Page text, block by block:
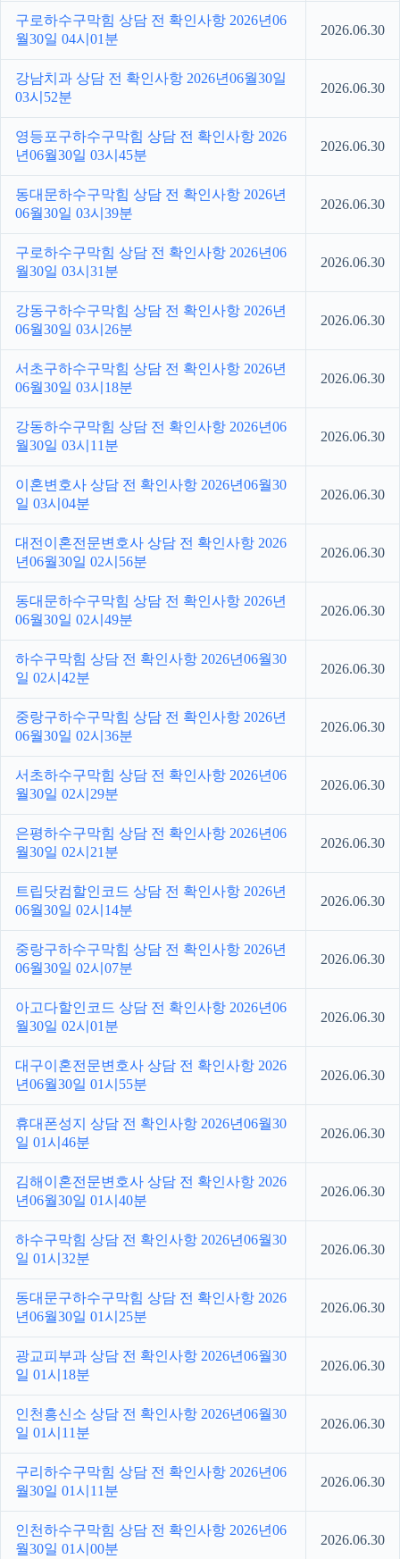
구로하수구막힘 상담 전 확인사항 2026년06
월30일 04시01분
2026.06.30
강남치과 상담 전 확인사항 2026년06월30일
03시52분
2026.06.30
영등포구하수구막힘 상담 전 확인사항 2026
년06월30일 03시45분
2026.06.30
동대문하수구막힘 상담 전 확인사항 2026년
06월30일 03시39분
2026.06.30
구로하수구막힘 상담 전 확인사항 2026년06
월30일 03시31분
2026.06.30
강동구하수구막힘 상담 전 확인사항 2026년
06월30일 03시26분
2026.06.30
서초구하수구막힘 상담 전 확인사항 2026년
06월30일 03시18분
2026.06.30
강동하수구막힘 상담 전 확인사항 2026년06
월30일 03시11분
2026.06.30
이혼변호사 상담 전 확인사항 2026년06월30
일 03시04분
2026.06.30
대전이혼전문변호사 상담 전 확인사항 2026
년06월30일 02시56분
2026.06.30
동대문하수구막힘 상담 전 확인사항 2026년
06월30일 02시49분
2026.06.30
하수구막힘 상담 전 확인사항 2026년06월30
일 02시42분
2026.06.30
중랑구하수구막힘 상담 전 확인사항 2026년
06월30일 02시36분
2026.06.30
서초하수구막힘 상담 전 확인사항 2026년06
월30일 02시29분
2026.06.30
은평하수구막힘 상담 전 확인사항 2026년06
월30일 02시21분
2026.06.30
트립닷컴할인코드 상담 전 확인사항 2026년
06월30일 02시14분
2026.06.30
중랑구하수구막힘 상담 전 확인사항 2026년
06월30일 02시07분
2026.06.30
아고다할인코드 상담 전 확인사항 2026년06
월30일 02시01분
2026.06.30
대구이혼전문변호사 상담 전 확인사항 2026
년06월30일 01시55분
2026.06.30
휴대폰성지 상담 전 확인사항 2026년06월30
일 01시46분
2026.06.30
김해이혼전문변호사 상담 전 확인사항 2026
년06월30일 01시40분
2026.06.30
하수구막힘 상담 전 확인사항 2026년06월30
일 01시32분
2026.06.30
동대문구하수구막힘 상담 전 확인사항 2026
년06월30일 01시25분
2026.06.30
광교피부과 상담 전 확인사항 2026년06월30
일 01시18분
2026.06.30
인천흥신소 상담 전 확인사항 2026년06월30
일 01시11분
2026.06.30
구리하수구막힘 상담 전 확인사항 2026년06
월30일 01시11분
2026.06.30
인천하수구막힘 상담 전 확인사항 2026년06
월30일 01시00분
2026.06.30